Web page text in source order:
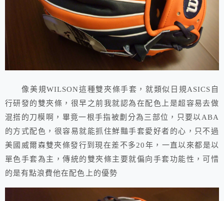
像美規WILSON這種雙夾條手套，就類似日規ASICS自
行研發的雙夾條，很早之前我就認為在配色上是超容易去做
混搭的刀模啊，畢竟一根手指被劃分為三部位，只要以ABA
的方式配色，很容易就能抓住鮮豔手套愛好者的心，只不過
美國威爾森雙夾條發行到現在差不多20年，一直以來都是以
單色手套為主，傳統的雙夾條主要就偏向手套功能性，可惜
的是有點浪費他在配色上的優勢